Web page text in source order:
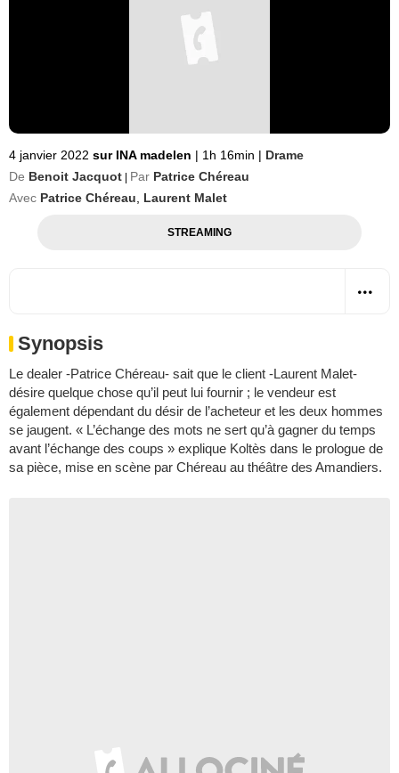
4 janvier 2022 sur INA madelen | 1h 16min | Drame
De Benoit Jacquot Par Patrice Chéreau
Avec Patrice Chéreau Laurent Malet
STREAMING
Synopsis
Le dealer -Patrice Chéreau- sait que le client -Laurent Malet-
désire quelque chose qu’il peut lui fournir ; le vendeur est
également dépendant du désir de l’acheteur et les deux hommes
se jaugent. « L’échange des mots ne sert qu’à gagner du temps
avant l’échange des coups » explique Koltès dans le prologue de
sa pièce, mise en scène par Chéreau au théâtre des Amandiers.